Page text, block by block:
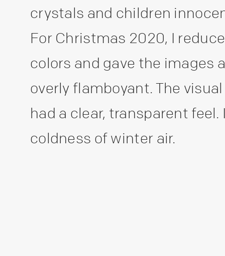
crystals and children
For Christmas 2020, I
colors and gave the images
overly flamboyant. The
had a clear, transparent
coldness of winter air.